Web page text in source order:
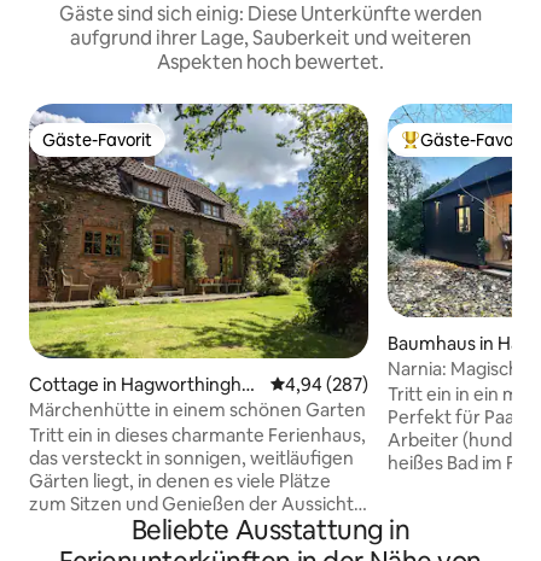
Gäste sind sich einig: Diese Unterkünfte werden
aufgrund ihrer Lage, Sauberkeit und weiteren
Aspekten hoch bewertet.
Gäste-Favorit
Gäste-Favorit
Cottage in Hagworthingha
m
Durchschnittliche Bewertung:
4,94 (287)
Märchenhütte in einem schönen Garten
Tritt ein in dieses charmante Ferienhaus,
das versteckt in sonnigen, weitläufigen
Gärten liegt, in denen es viele Plätze
zum Sitzen und Genießen der Aussicht
gibt. Im Inneren findest du einen
gemütlichen, liebevoll gestalteten Raum
Beliebter Gäste-
Gäste-Favorit
Baumhaus in
am
Narnia:
Whirlpool
Tritt ein in ein
Perfekt für
Arbeiter
heißes Bad im
Feuerstelle
ausgestatteten
Beliebte Ausstattung in